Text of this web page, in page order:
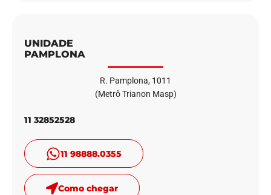
UNIDADE
PAMPLONA
R. Pamplona, 1011
(Metrô Trianon Masp)
11 32852528
11 98888.0355
Como chegar